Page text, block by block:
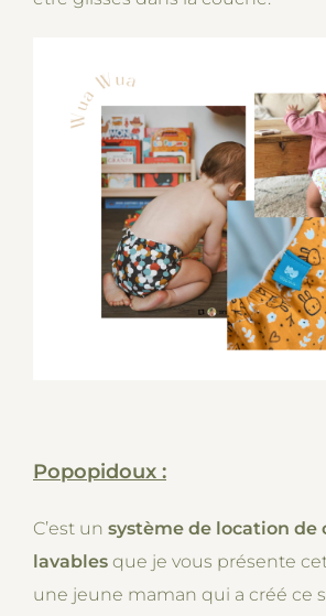
Popopidoux :
C’est un système de location de
lavables que je vous présente
une jeune maman qui a créé ce